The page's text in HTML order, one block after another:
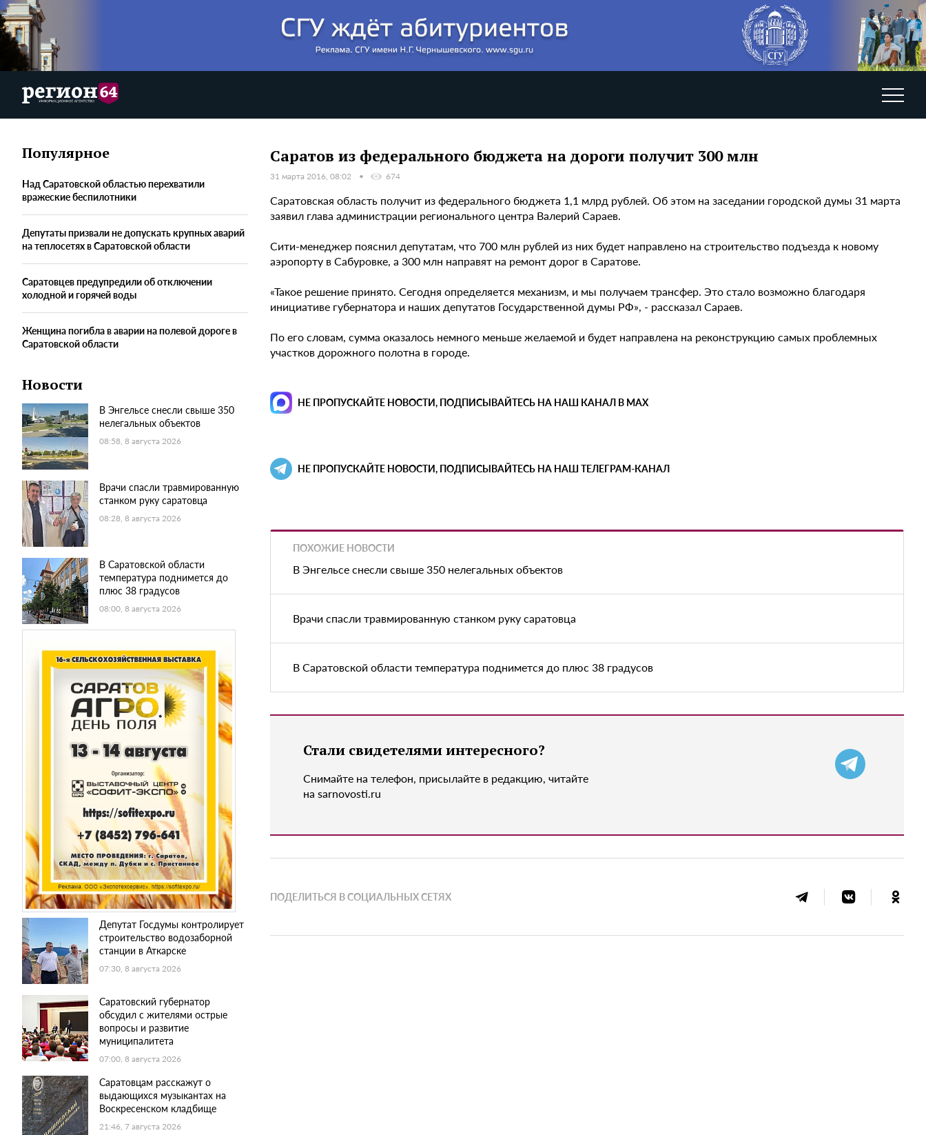
Популярное
Над Саратовской областью перехватили
вражеские беспилотники
Депутаты призвали не допускать крупных аварий
на теплосетях в Саратовской области
Саратовцев предупредили об отключении
холодной и горячей воды
Женщина погибла в аварии на полевой дороге в
Саратовской области
Новости
В Энгельсе снесли свыше 350
нелегальных объектов
08:58, 8 августа 2026
Врачи спасли травмированную
станком руку саратовца
08:28, 8 августа 2026
В Саратовской области
температура поднимется до
плюс 38 градусов
08:00, 8 августа 2026
Депутат Госдумы контролирует
строительство водозаборной
станции в Аткарске
07:30, 8 августа 2026
Саратовский губернатор
обсудил с жителями острые
вопросы и развитие
муниципалитета
07:00, 8 августа 2026
Саратовцам расскажут о
выдающихся музыкантах на
Воскресенском кладбище
21:46, 7 августа 2026
Саратов из федерального бюджета на дороги получит 300 млн
31 марта 2016, 08:02 674
Саратовская область получит из федерального бюджета 1,1 млрд рублей. Об этом на заседании городской думы 31 марта
заявил глава администрации регионального центра Валерий Сараев.
Сити-менеджер пояснил депутатам, что 700 млн рублей из них будет направлено на строительство подъезда к новому
аэропорту в Сабуровке, а 300 млн направят на ремонт дорог в Саратове.
«Такое решение принято. Сегодня определяется механизм, и мы получаем трансфер. Это стало возможно благодаря
инициативе губернатора и наших депутатов Государственной думы РФ», - рассказал Сараев.
По его словам, сумма оказалось немного меньше желаемой и будет направлена на реконструкцию самых проблемных
участков дорожного полотна в городе.
НЕ ПРОПУСКАЙТЕ НОВОСТИ, ПОДПИСЫВАЙТЕСЬ НА НАШ КАНАЛ В MAX
НЕ ПРОПУСКАЙТЕ НОВОСТИ, ПОДПИСЫВАЙТЕСЬ НА НАШ ТЕЛЕГРАМ-КАНАЛ
ПОХОЖИЕ НОВОСТИ
В Энгельсе снесли свыше 350 нелегальных объектов
Врачи спасли травмированную станком руку саратовца
В Саратовской области температура поднимется до плюс 38 градусов
Стали свидетелями интересного?
Снимайте на телефон, присылайте в редакцию, читайте
на sarnovosti.ru
ПОДЕЛИТЬСЯ В СОЦИАЛЬНЫХ СЕТЯХ